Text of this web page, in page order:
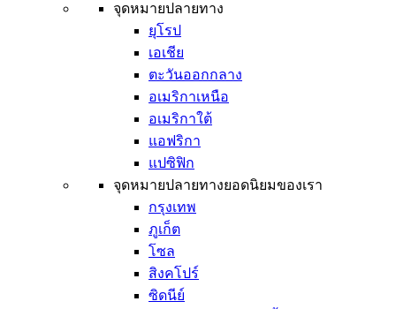
จุดหมายปลายทาง
ยุโรป
เอเชีย
ตะวันออกกลาง
อเมริกาเหนือ
อเมริกาใต้
แอฟริกา
แปซิฟิก
จุดหมายปลายทางยอดนิยมของเรา
กรุงเทพ
ภูเก็ต
โซล
สิงคโปร์
ซิดนีย์